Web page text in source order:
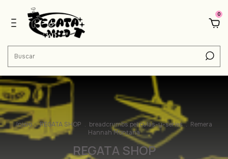
0
Inicio . REGATA SHOP . breadcrumbs.peliculas-y-series . Remera
Hannah Montana
REGATA SHOP